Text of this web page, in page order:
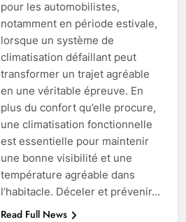
pour les automobilistes,
notamment en période estivale,
lorsque un système de
climatisation défaillant peut
transformer un trajet agréable
en une véritable épreuve. En
plus du confort qu’elle procure,
une climatisation fonctionnelle
est essentielle pour maintenir
une bonne visibilité et une
température agréable dans
l’habitacle. Déceler et prévenir…
Read Full News